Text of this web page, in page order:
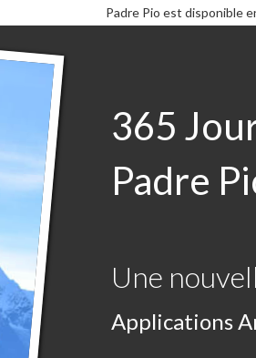
Padre Pio est disponible
365
Padre
Une
Applications